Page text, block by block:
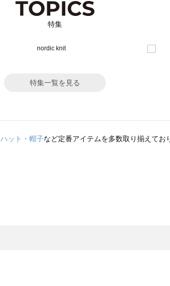
特集
特集一覧を見る
ハット・帽子など定番アイテムを多数取り揃えてお